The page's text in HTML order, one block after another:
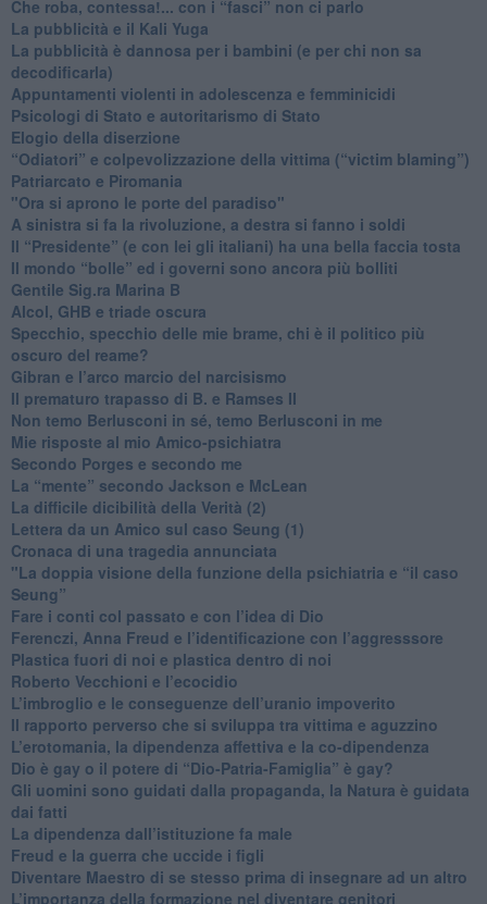
​Che roba, contessa!... con i “fasci” non ci parlo
La pubblicità e il Kali Yuga
​La pubblicità è dannosa per i bambini (e per chi non sa
decodificarla)
​Appuntamenti violenti in adolescenza e femminicidi
​Psicologi di Stato e autoritarismo di Stato
Elogio della diserzione
“Odiatori” e colpevolizzazione della vittima (“victim blaming”)
​Patriarcato e Piromania
"Ora si aprono le porte del paradiso"
​A sinistra si fa la rivoluzione, a destra si fanno i soldi
​Il “Presidente” (e con lei gli italiani) ha una bella faccia tosta
​Il mondo “bolle” ed i governi sono ancora più bolliti
​Gentile Sig.ra Marina B
​Alcol, GHB e triade oscura
​Specchio, specchio delle mie brame, chi è il politico più
oscuro del reame?
​Gibran e l’arco marcio del narcisismo
​Il prematuro trapasso di B. e Ramses II
​Non temo Berlusconi in sé, temo Berlusconi in me
​Mie risposte al mio Amico-psichiatra
​Secondo Porges e secondo me
​La “mente” secondo Jackson e McLean
La difficile dicibilità della Verità (2)
​Lettera da un Amico sul caso Seung (1)
​Cronaca di una tragedia annunciata
"​La doppia visione della funzione della psichiatria e “il caso
Seung”
​Fare i conti col passato e con l’idea di Dio
​Ferenczi, Anna Freud e l’identificazione con l’aggresssore
Plastica fuori di noi e plastica dentro di noi
​Roberto Vecchioni e l’ecocidio
​L’imbroglio e le conseguenze dell’uranio impoverito
​Il rapporto perverso che si sviluppa tra vittima e aguzzino
L’erotomania, la dipendenza affettiva e la co-dipendenza
​Dio è gay o il potere di “Dio-Patria-Famiglia” è gay?
​Gli uomini sono guidati dalla propaganda, la Natura è guidata
dai fatti
La dipendenza dall’istituzione fa male
​Freud e la guerra che uccide i figli
​Diventare Maestro di se stesso prima di insegnare ad un altro
L’importanza della formazione nel diventare genitori